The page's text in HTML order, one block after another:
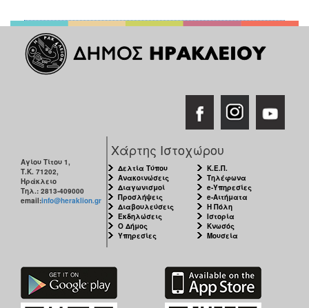
Αγίου Τίτου 1,
Τ.Κ. 71202,
Ηράκλειο
Τηλ.: 2813-409000
email:info@heraklion.gr
Χάρτης Ιστοχώρου
Δελτία Τύπου
Ανακοινώσεις
Διαγωνισμοί
Προσλήψεις
Διαβουλεύσεις
Εκδηλώσεις
Ο Δήμος
Υπηρεσίες
Κ.Ε.Π.
Τηλέφωνα
e-Υπηρεσίες
e-Αιτήματα
Η Πόλη
Ιστορία
Κνωσός
Μουσεία